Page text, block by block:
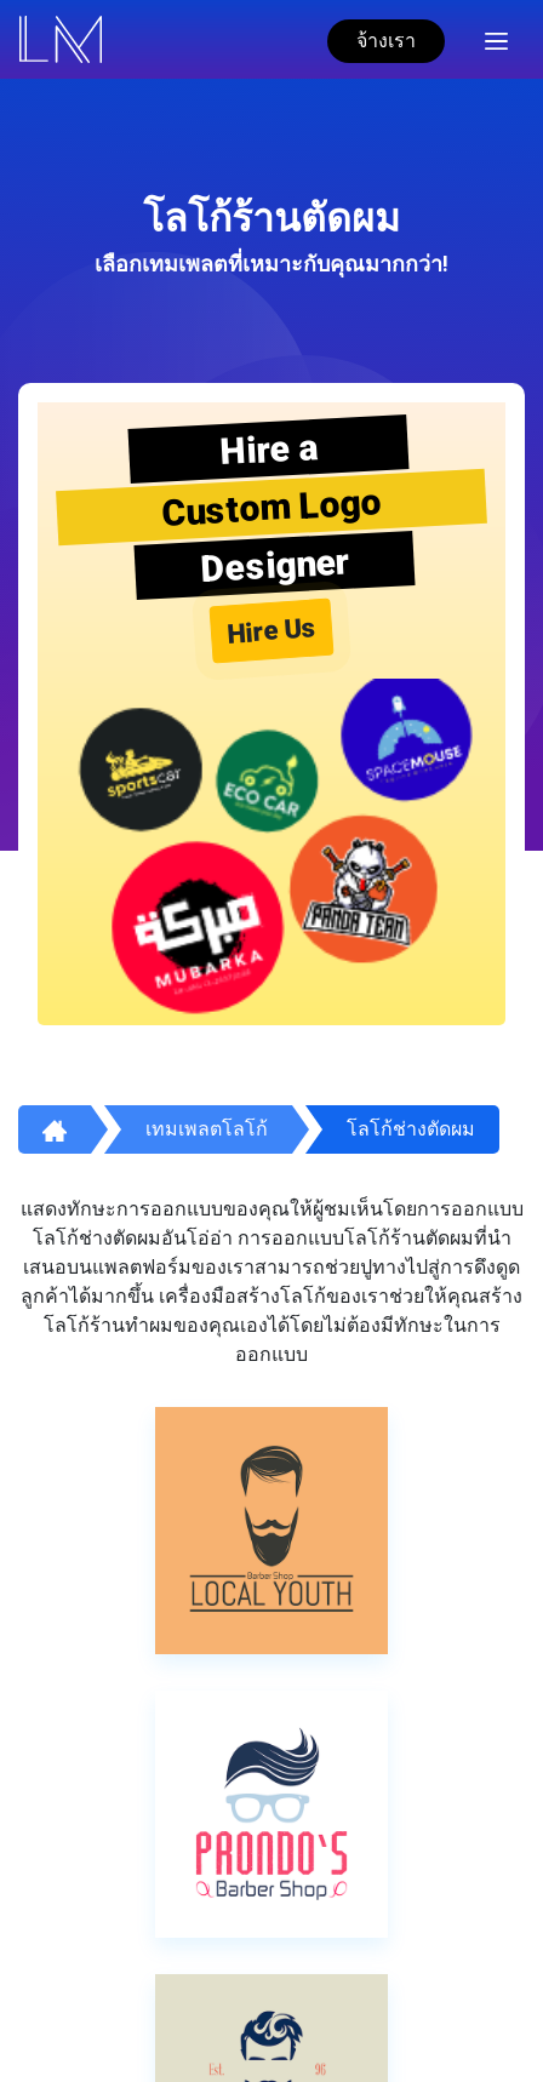
จ้างเรา
โลโก้ร้านตัดผม
เลือกเทมเพลตที่เหมาะกับคุณมากกว่า!
Hire a
Custom Logo
Designer
Hire Us
เทมเพลตโลโก้ โลโก้ช่างตัดผม
แสดงทักษะการออกแบบของคุณให้ผู้ชมเห็นโดยการออกแบบ
โลโก้ช่างตัดผมอันโอ่อ่า การออกแบบโลโก้ร้านตัดผมที่นำ
เสนอบนแพลตฟอร์มของเราสามารถช่วยปูทางไปสู่การดึงดูด
ลูกค้าได้มากขึ้น เครื่องมือสร้างโลโก้ของเราช่วยให้คุณสร้าง
โลโก้ร้านทำผมของคุณเองได้โดยไม่ต้องมีทักษะในการ
ออกแบบ